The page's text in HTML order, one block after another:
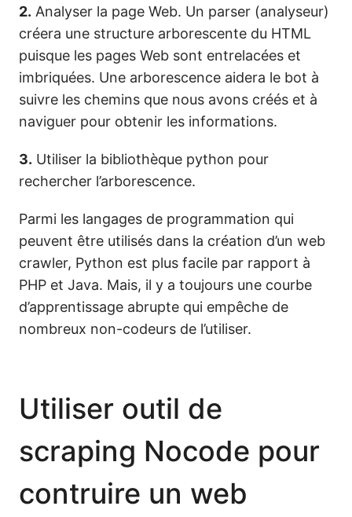
2. Analyser la page Web. Un parser (analyseur)
créera une structure arborescente du HTML
puisque les pages Web sont entrelacées et
imbriquées. Une arborescence aidera le bot à
suivre les chemins que nous avons créés et à
naviguer pour obtenir les informations.
3. Utiliser la bibliothèque python pour
rechercher l’arborescence.
Parmi les langages de programmation qui
peuvent être utilisés dans la création d’un web
crawler, Python est plus facile par rapport à
PHP et Java. Mais, il y a toujours une courbe
d’apprentissage abrupte qui empêche de
nombreux non-codeurs de l’utiliser.
Utiliser outil de
scraping Nocode pour
contruire un web